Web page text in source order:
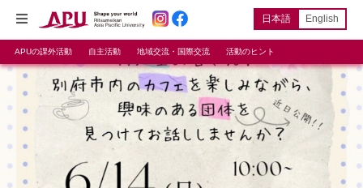
日本語 English
APUの課外活動 自主活動 地域交流・国際交流 活動のヒント